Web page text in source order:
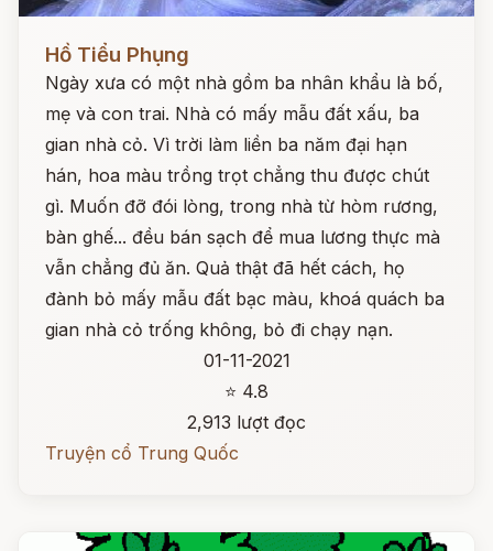
Đọc ngay
Hồ Tiểu Phụng
Ngày xưa có một nhà gồm ba nhân khẩu là bố,
mẹ và con trai. Nhà có mấy mẫu đất xấu, ba
gian nhà cỏ. Vì trời làm liền ba năm đại hạn
hán, hoa màu trồng trọt chẳng thu được chút
gì. Muốn đỡ đói lòng, trong nhà từ hòm rương,
bàn ghế... đều bán sạch để mua lương thực mà
vẫn chẳng đủ ăn. Quả thật đã hết cách, họ
đành bỏ mấy mẫu đất bạc màu, khoá quách ba
gian nhà cỏ trống không, bỏ đi chạy nạn.
01-11-2021
⭐ 4.8
2,913 lượt đọc
Truyện cổ Trung Quốc